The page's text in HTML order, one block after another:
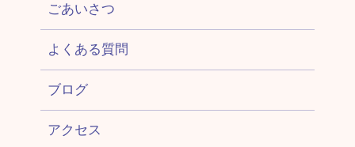
ごあいさつ
よくある質問
ブログ
アクセス